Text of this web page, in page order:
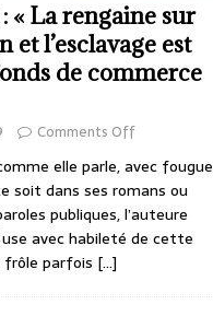
« La rengaine sur
et l’esclavage est
de commerce
Comments Off
elle parle, avec fougue
soit dans ses romans ou
publiques, l’auteure
avec habileté de cette
frôle parfois […]